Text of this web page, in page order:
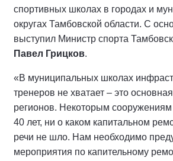
спортивных школах в городах и
округах Тамбовской области. С
выступил Министр спорта
Павел Грицков.
«В муниципальных школах
тренеров не хватает – это
регионов. Некоторым сооружениям
40 лет, ни о каком капитальном
речи не шло. Нам необходимо
мероприятия по капительному